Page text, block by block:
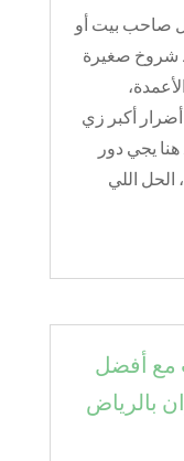
صاحب بيت أو
شروخ صغيرة
أكبر زي
يجي دور
اللي
مع أفضل
بالرياض